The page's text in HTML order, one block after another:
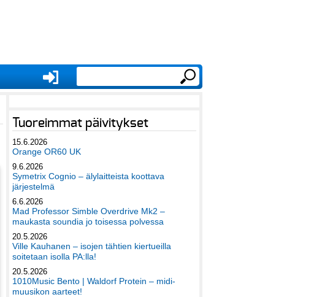
Tuoreimmat päivitykset
15.6.2026
Orange OR60 UK
9.6.2026
Symetrix Cognio – älylaitteista koottava
järjestelmä
6.6.2026
Mad Professor Simble Overdrive Mk2 –
maukasta soundia jo toisessa polvessa
20.5.2026
Ville Kauhanen – isojen tähtien kiertueilla
soitetaan isolla PA:lla!
20.5.2026
1010Music Bento | Waldorf Protein – midi-
muusikon aarteet!